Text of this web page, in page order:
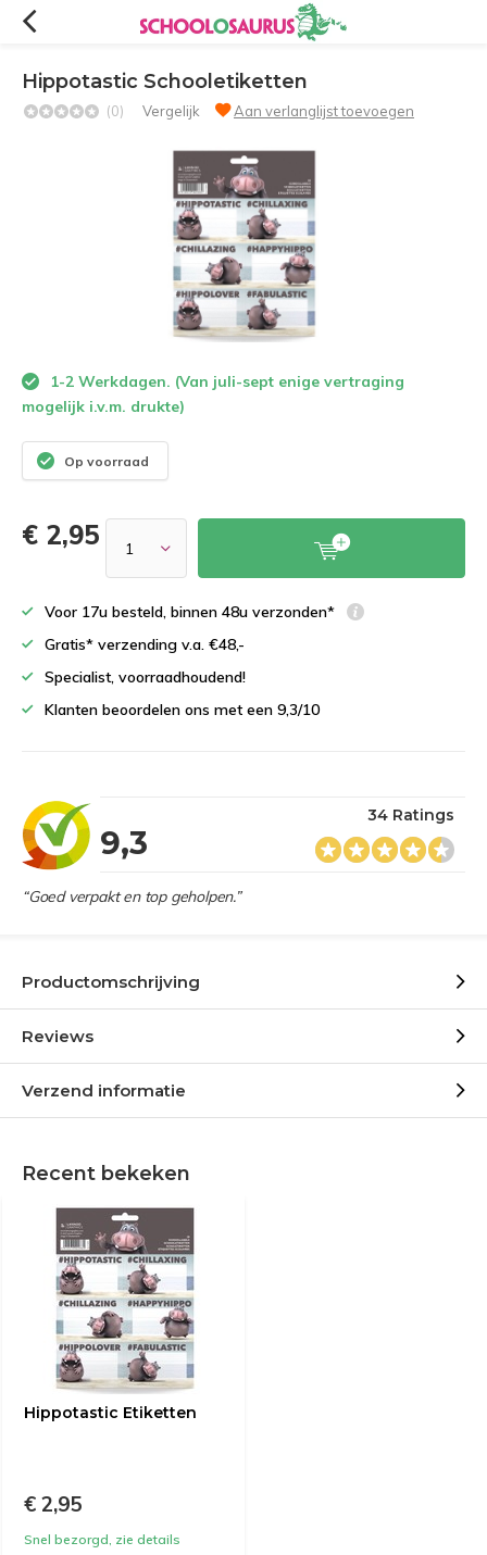
Hippotastic Schooletiketten
(0) Vergelijk Aan verlanglijst toevoegen
1-2 Werkdagen. (Van juli-sept enige vertraging
mogelijk i.v.m. drukte)
Op voorraad
€ 2,95
Voor 17u besteld, binnen 48u verzonden*
Gratis* verzending v.a. €48,-
Specialist, voorraadhoudend!
Klanten beoordelen ons met een 9,3/10
9,3
34 Ratings
“Goed verpakt en top geholpen.”
Productomschrijving
Reviews
Verzend informatie
Recent bekeken
Hippotastic Etiketten
€ 2,95
Snel bezorgd, zie details